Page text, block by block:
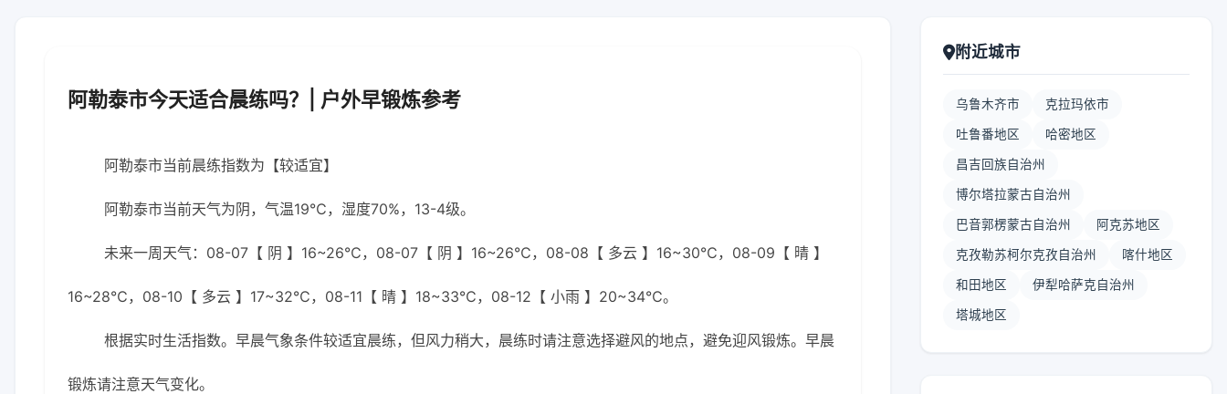
阿勒泰市今天适合晨练吗？| 户外早锻炼参考
阿勒泰市当前晨练指数为【较适宜】
阿勒泰市当前天气为阴，气温19℃，湿度70%，13-4级。
未来一周天气：08-07【 阴 】16~26℃，08-07【 阴 】16~26℃，08-08【 多云 】16~30℃，08-09【 晴 】
16~28℃，08-10【 多云 】17~32℃，08-11【 晴 】18~33℃，08-12【 小雨 】20~34℃。
根据实时生活指数。早晨气象条件较适宜晨练，但风力稍大，晨练时请注意选择避风的地点，避免迎风锻炼。早晨
锻炼请注意天气变化。
附近城市
乌鲁木齐市 克拉玛依市
吐鲁番地区 哈密地区
昌吉回族自治州
博尔塔拉蒙古自治州
巴音郭楞蒙古自治州 阿克苏地区
克孜勒苏柯尔克孜自治州 喀什地区
和田地区 伊犁哈萨克自治州
塔城地区